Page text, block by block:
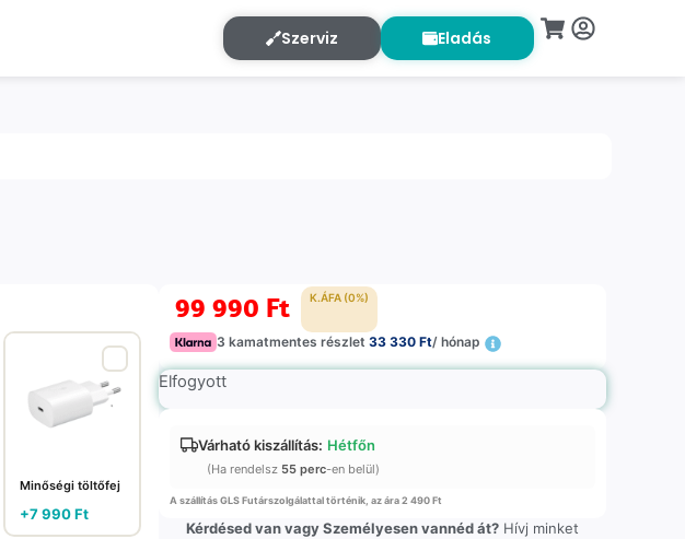
Szerviz Eladás
Minőségi töltőfej
+7 990Ft
99 990 Ft K.ÁFA (0%)
3 kamatmentes részlet33 330 Ft/ hónap
Elfogyott
Várható kiszállítás: Hétfőn
(Ha rendelsz 55 perc-en belül)
A szállítás GLS Futárszolgálattal történik, az ára 2 490 Ft
Kérdésed van vagy Személyesen vannéd át? Hívj minket